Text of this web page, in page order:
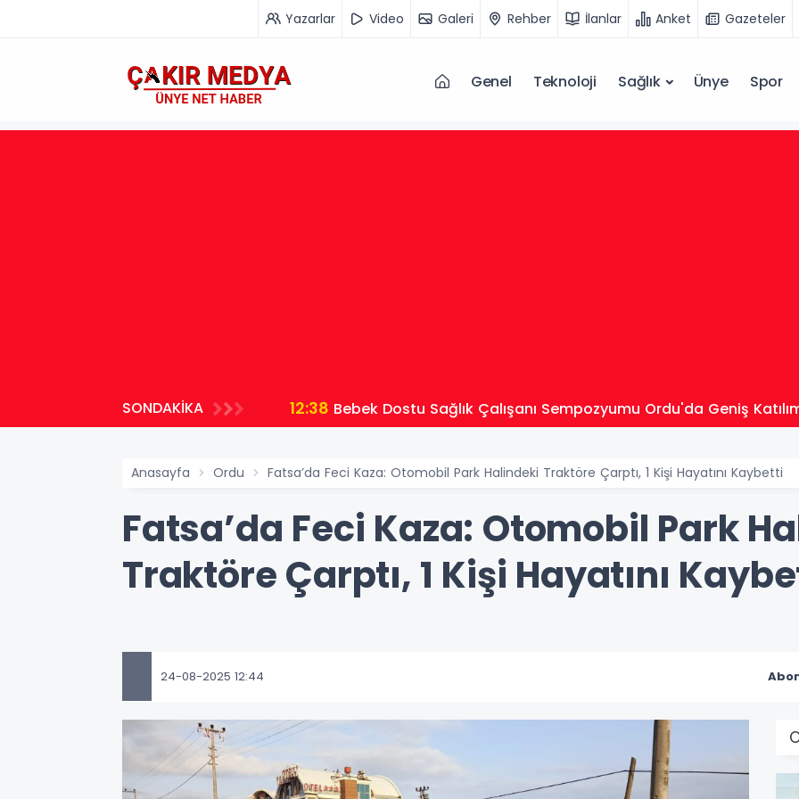
Yazarlar Video Galeri Rehber İlanlar Anket Gazeteler
Genel Teknoloji Sağlık Ünye Spor
SONDAKİKA 12:38 Bebek Dostu Sağlık Çalışanı Sempozyumu Ordu'da Geniş
Anasayfa Ordu Fatsa’da Feci Kaza: Otomobil Park Halindeki Traktöre Çarptı, 1 Kişi Hayatını Kaybetti
Fatsa’da Feci Kaza: Otomobil Park
Traktöre Çarptı, 1 Kişi Hayatını
24-08-2025 12:44